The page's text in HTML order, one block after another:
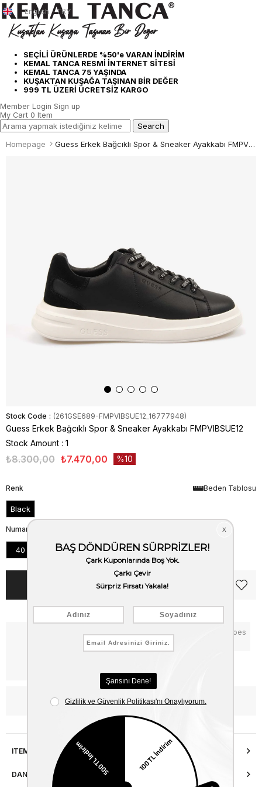
SEÇİLİ ÜRÜNLERDE %50'e VARAN İNDİRİM
KEMAL TANCA RESMİ İNTERNET SİTESİ
KEMAL TANCA 75 YAŞINDA
KUŞAKTAN KUŞAĞA TAŞINAN BİR DEĞER
999 TL ÜZERİ ÜCRETSİZ KARGO
English - TRY
Member Login Sign up
My Cart 0 Item
Homepage Guess Erkek Bağcıklı Spor & Sneaker Ayakkabı FMPVIBSUE12
Stock Code (261GSE689-FMPVIBSUE12_16777948)
Guess Erkek Bağcıklı Spor & Sneaker Ayakkabı FMPVIBSUE12
Stock Amount : 1
₺8.300,00 ₺7.470,00 10
Beden Tablosu
Renk
Black
Numara
40 41 42 43 44 45
Critical Stock
Notify me when the price goes
down
WhatsApp’tan Bilgi Al
ITEM FEATURES
DANIŞMA HATTI